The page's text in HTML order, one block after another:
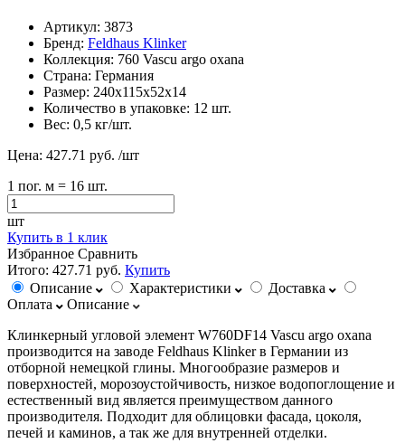
Артикул: 3873
Бренд: Feldhaus Klinker
Коллекция: 760 Vascu argo oxana
Страна: Германия
Размер: 240х115х52х14
Количество в упаковке: 12 шт.
Вес: 0,5 кг/шт.
Цена: 427.71 руб. /шт
1 пог. м = 16 шт.
шт
Купить в 1 клик
Избранное Сравнить
Итого: 427.71 руб. Купить
Описание
Характеристики
Доставка
Оплата
Описание
Клинкерный угловой элемент W760DF14 Vascu argo oxana
производится на заводе Feldhaus Klinker в Германии из
отборной немецкой глины. Многообразие размеров и
поверхностей, морозоустойчивость, низкое водопоглощение и
естественный вид является преимуществом данного
производителя. Подходит для облицовки фасада, цоколя,
печей и каминов, а так же для внутренней отделки.